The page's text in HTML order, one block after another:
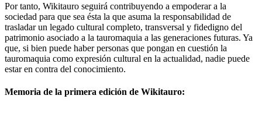
Por tanto, Wikitauro seguirá contribuyendo a empoderar a la
sociedad para que sea ésta la que asuma la responsabilidad de
trasladar un legado cultural completo, transversal y fidedigno del
patrimonio asociado a la tauromaquia a las generaciones futuras. Ya
que, si bien puede haber personas que pongan en cuestión la
tauromaquia como expresión cultural en la actualidad, nadie puede
estar en contra del conocimiento.
Memoria de la primera edición de Wikitauro: